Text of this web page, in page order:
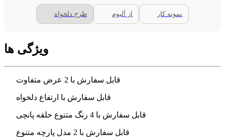
طرح دلخواه از آلبوم نمونه کار
ویژگی ها
قابل سفارش با 2 عرض متفاوت
قابل سفارش با ارتفاع دلخواه
قابل سفارش با 4 رنگ متنوع حلقه پانچی
قابل سفارش با 2 مدل پارچه متنوع